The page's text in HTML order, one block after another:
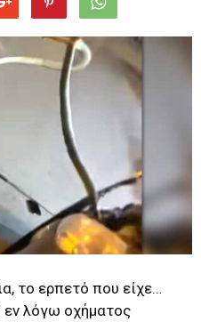
το ερπετό που είχε…
εν λόγω οχήματος